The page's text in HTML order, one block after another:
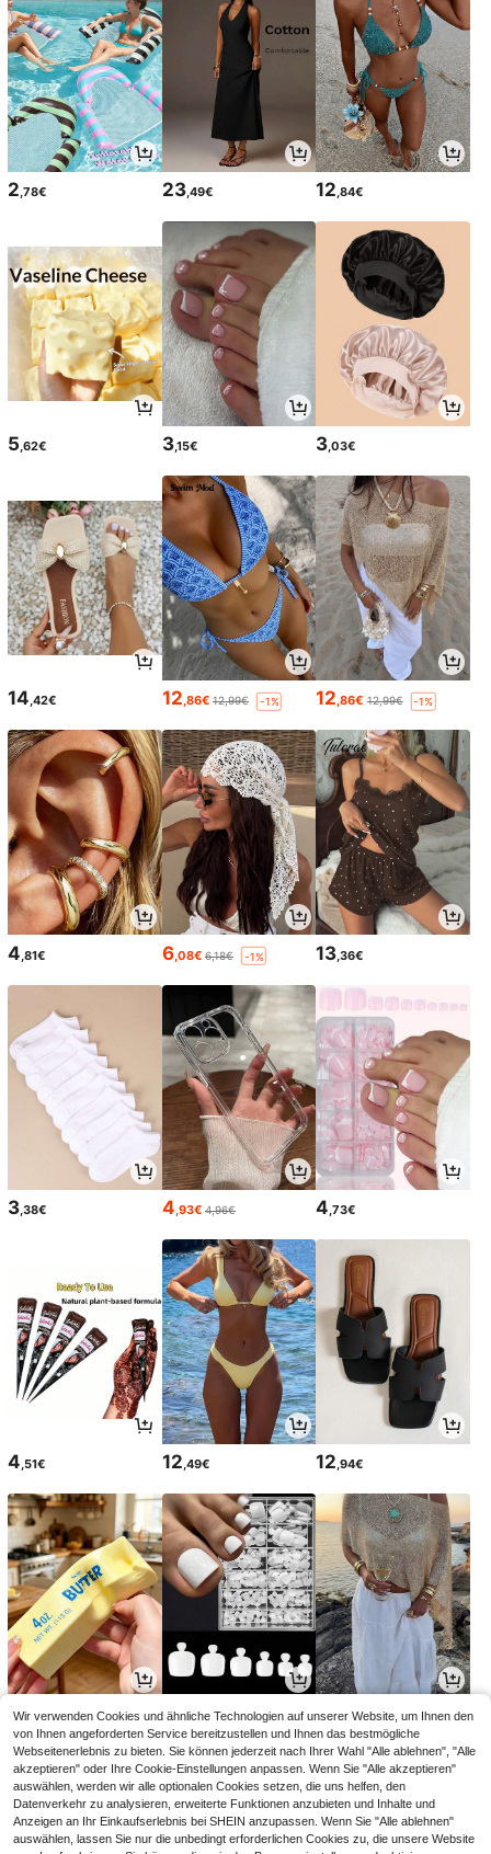
2 ,78€ 23,49€ 12 ,84€
5,62€ 3,15€ 3,03€
14,42€ 12,86€ 12,99€ -1% 12,86€ 12,99€ -1%
4 ,81€ 6,08€ 6,18€ -1% 13 ,36€
3,38€ 4,93€ 4,96€ 4,73€
4,51€ 12,49€ 12,94€
3,08€ 4,04€ 16,82€
Wir verwenden Cookies und ähnliche Technologien auf unserer Website, um Ihnen den
von Ihnen angeforderten Service bereitzustellen und Ihnen das bestmögliche
Webseitenerlebnis zu bieten. Sie können jederzeit nach Ihrer Wahl "Alle ablehnen", "Alle
akzeptieren" oder Ihre Cookie-Einstellungen anpassen. Wenn Sie "Alle akzeptieren"
auswählen, werden wir alle optionalen Cookies setzen, die uns helfen, den
Datenverkehr zu analysieren, erweiterte Funktionen anzubieten und Inhalte und
Anzeigen an Ihr Einkaufserlebnis bei SHEIN anzupassen. Wenn Sie "Alle ablehnen"
auswählen, lassen Sie nur die unbedingt erforderlichen Cookies zu, die unsere Website